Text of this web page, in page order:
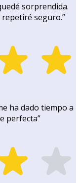
sorprendida.
repetiré seguro.”
ha dado tiempo a
perfecta”